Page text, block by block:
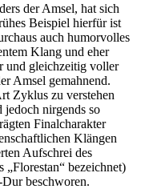
der Amsel, hat sich
Beispiel hierfür ist
auch humorvolles
Klang und eher
und gleichzeitig voller
Amsel gemahnend.
Zyklus zu verstehen
nirgends so
Finalcharakter
Klängen
Aufschrei des
bezeichnet)
beschworen.